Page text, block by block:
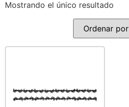
Mostrando el único resultado